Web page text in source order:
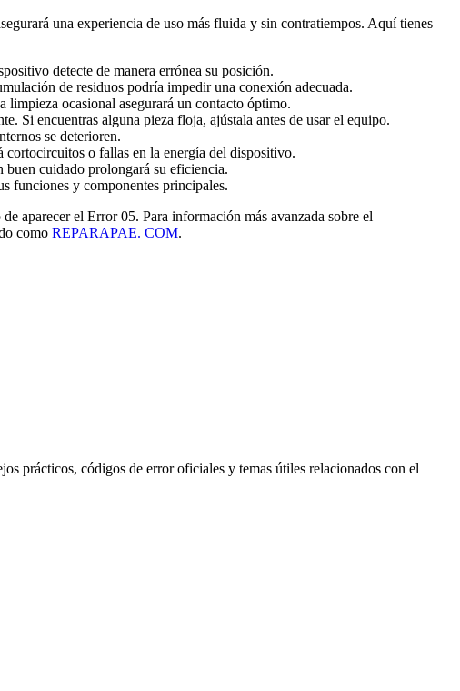
una experiencia de uso más fluida y sin contratiempos. Aquí tienes
detecte de manera errónea su posición.
de residuos podría impedir una conexión adecuada.
limpieza ocasional asegurará un contacto óptimo.
Si encuentras alguna pieza floja, ajústala antes de usar el equipo.
se deterioren.
cortocircuitos o fallas en la energía del dispositivo.
buen cuidado prolongará su eficiencia.
funciones y componentes principales.
aparecer el Error 05. Para información más avanzada sobre el
como REPARAPAE. COM.
prácticos, códigos de error oficiales y temas útiles relacionados con el